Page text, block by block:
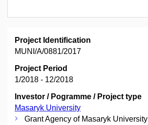
Project Identification
MUNI/A/0881/2017
Project Period
1/2018 - 12/2018
Investor / Pogramme / Project type
Masaryk University
Grant Agency of Masaryk University